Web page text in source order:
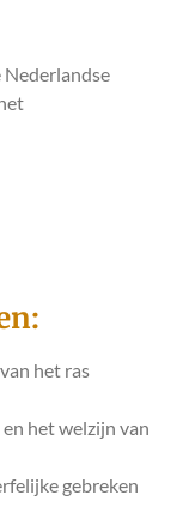
Nederlandse
het ras
het welzijn van
gebreken